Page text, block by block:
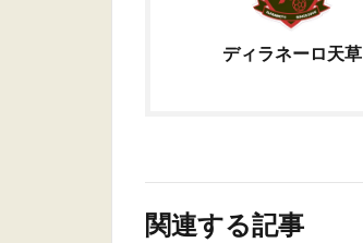
ディラネーロ天草
関連する記事